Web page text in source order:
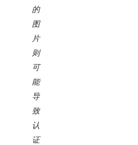
的
图
片
则
可
能
导
致
认
证